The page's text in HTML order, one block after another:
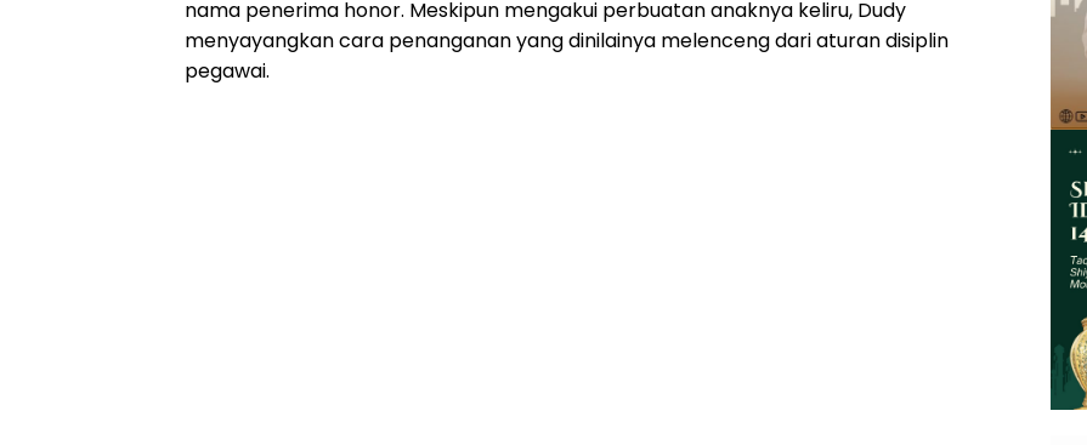
nama penerima honor. Meskipun mengakui perbuatan anaknya keliru, Dudy
menyayangkan cara penanganan yang dinilainya melenceng dari aturan disiplin
pegawai.